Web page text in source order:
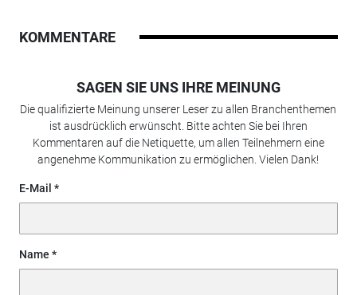
KOMMENTARE
SAGEN SIE UNS IHRE MEINUNG
Die qualifizierte Meinung unserer Leser zu allen Branchenthemen
ist ausdrücklich erwünscht. Bitte achten Sie bei Ihren
Kommentaren auf die Netiquette, um allen Teilnehmern eine
angenehme Kommunikation zu ermöglichen. Vielen Dank!
E-Mail
Name